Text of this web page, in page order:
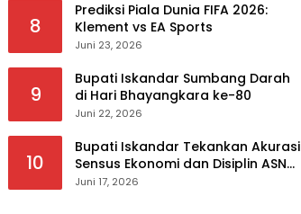
8
Prediksi Piala Dunia FIFA 2026:
Klement vs EA Sports
Juni 23, 2026
9
Bupati Iskandar Sumbang Darah
di Hari Bhayangkara ke-80
Juni 22, 2026
10
Bupati Iskandar Tekankan Akurasi
Sensus Ekonomi dan Disiplin ASN
pada Apel Korpri Pemkab Bolsel
Juni 17, 2026